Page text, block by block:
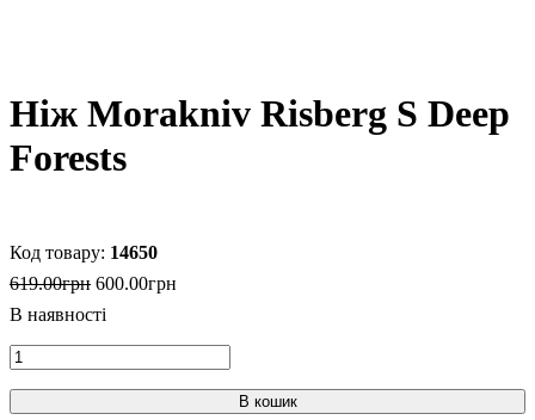
Ніж Morakniv Risberg S Deep
Forests
14650
619.00грн 600.00грн
В кошик